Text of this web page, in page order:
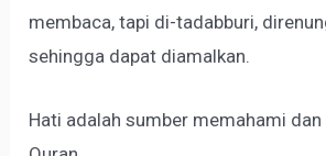
membaca, tapi di-tadabburi,
sehingga dapat diamalkan.
Hati adalah sumber memahami